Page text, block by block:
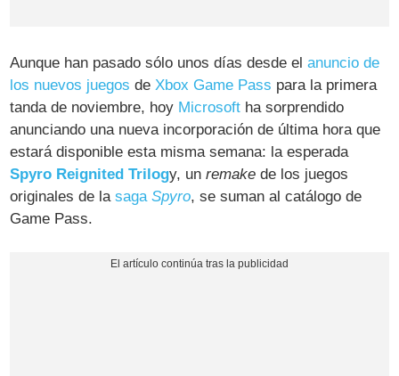
Aunque han pasado sólo unos días desde elanuncio de
los nuevos juegos deXbox Game Pass para la primera
tanda de noviembre, hoy Microsoft ha sorprendido
anunciando una nueva incorporación de última hora que
estará disponible esta misma semana: la esperada
Spyro Reignited Trilogy, unremake de los juegos
originales de lasagaSpyro, se suman al catálogo de
Game Pass.